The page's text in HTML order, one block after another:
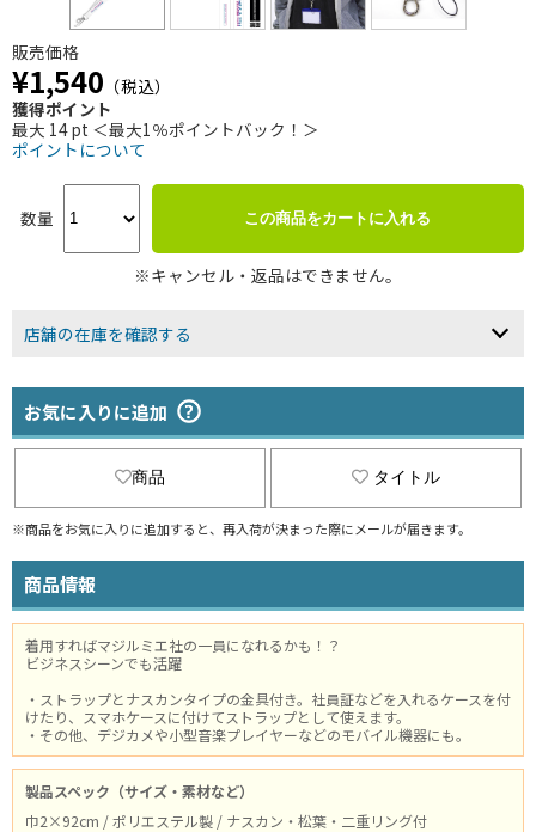
販売価格
¥1,540 （税込）
獲得ポイント
最大 14 pt ＜最大1％ポイントバック！＞
ポイントについて
数量 この商品をカートに入れる
※キャンセル・返品はできません。
店舗の在庫を確認する
お気に入りに追加
商品 タイトル
※商品をお気に入りに追加すると、再入荷が決まった際にメールが届きます。
商品情報
着用すればマジルミエ社の一員になれるかも！？
ビジネスシーンでも活躍
・ストラップとナスカンタイプの金具付き。社員証などを入れるケースを付
けたり、スマホケースに付けてストラップとして使えます。
・その他、デジカメや小型音楽プレイヤーなどのモバイル機器にも。
製品スペック（サイズ・素材など）
巾2×92cm / ポリエステル製 / ナスカン・松葉・二重リング付